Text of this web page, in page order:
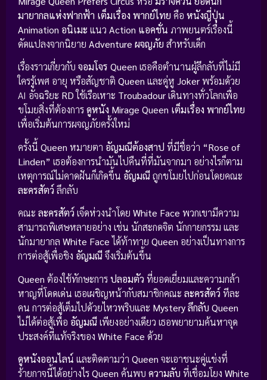
มายากลแห่งฟากฟ้า เต็มเรื่อง พากย์ไทย คือ หนังญี่ปุ่น
Animation อนิเมะ แนว Action แอคชั่น ภาพยนตร์เรื่องนี้
ดัดแปลงจากนิยาย Adventure ผจญภัย สำหรับเด็ก
เรื่องราวเกี่ยวกับ จอมโจร Queen เธอคือตำนานผู้ลึกลับที่ไม่มี
ใครรู้เพศ อายุ หรือสัญชาติ Queen และคู่หู Jokerพร้อมด้วย
AI อัจฉริยะ RDใช้เรือเหาะ Troubadourเดินทางทั่วโลกเพื่อ
ขโมยสิ่งที่ต้องการดูหนัง Mirage Queen เต็มเรื่อง พากย์ไทย
เพื่อเริ่มต้นการผจญภัยครั้งใหม่
ครั้งนี้ Queen หมายตา อัญมณีต้องสาป ที่มีชื่อว่า “Rose of
Linden” เธอต้องการนำมันไปคืนที่ที่มันจากมา อย่างไรก็ตาม
เหตุการณ์ไม่คาดฝันก็เกิดขึ้น อัญมณีถูกขโมยไปก่อนโดยคณะ
ละครสัตว์ ลึกลับ
คณะ ละครสัตว์ เจ็ดห่วงนำโดย White Face พวกเขามีความ
สามารถพิเศษหลายอย่าง เช่น นักสะกดจิต นักกายกรรม และ
นักมายากล White Faceได้ท้าทาย Queen อย่างเป็นทางการ
การต่อสู้เพื่อชิง อัญมณีจึงเริ่มต้นขึ้น
Queen ต้องใช้ทักษะการปลอมตัว ที่ยอดเยี่ยมและความกล้า
หาญที่โดดเด่น เธอเผชิญหน้ากับสมาชิกคณะ ละครสัตว์ ทีละ
คน การต่อสู้เต็มไปด้วยไหวพริบและ Mystery ลึกลับ Queen
ไม่ได้ต่อสู้เพื่อ อัญมณีเพียงอย่างเดียว เธอพยายามค้นหาจุด
ประสงค์ที่แท้จริงของ White Face ด้วย
ดูหนังออนไลน์ และติดตามว่า Queen จะเอาชนะคู่แข่งที่
ร้ายกาจนี้ได้อย่างไรQueen ค้นพบ ความลับ ที่เชื่อมโยง White